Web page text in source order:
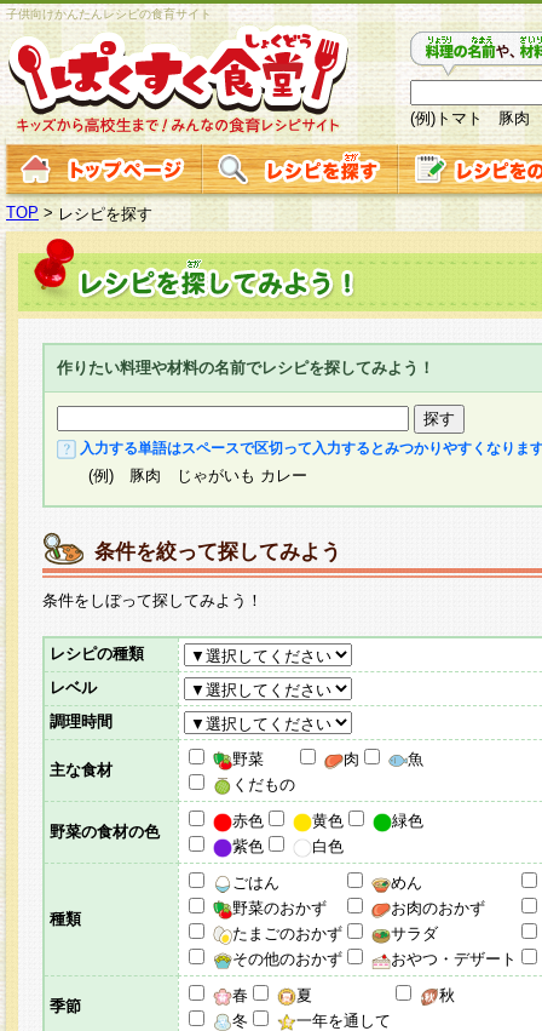
子供向けかんたんレシピの食育サイト
(例)トマト 豚肉
TOP > レシピを探す
作りたい料理や材料の名前でレシピを探してみよう！
入力する単語はスペースで区切って入力するとみつかりやすくなりま
(例) 豚肉 じゃがいも カレー
条件を絞って探してみよう
条件をしぼって探してみよう！
レシピの種類
レベル
調理時間
主な食材
野菜 肉
魚
くだもの
野菜の食材の色
赤色 黄色
緑色
紫色
白色
種類
ごはん
めん
野菜のおかず
お肉のおかず
たまごのおかず
サラダ
その他のおかず
おやつ・デザート
季節
春 夏
秋
冬
一年を通して